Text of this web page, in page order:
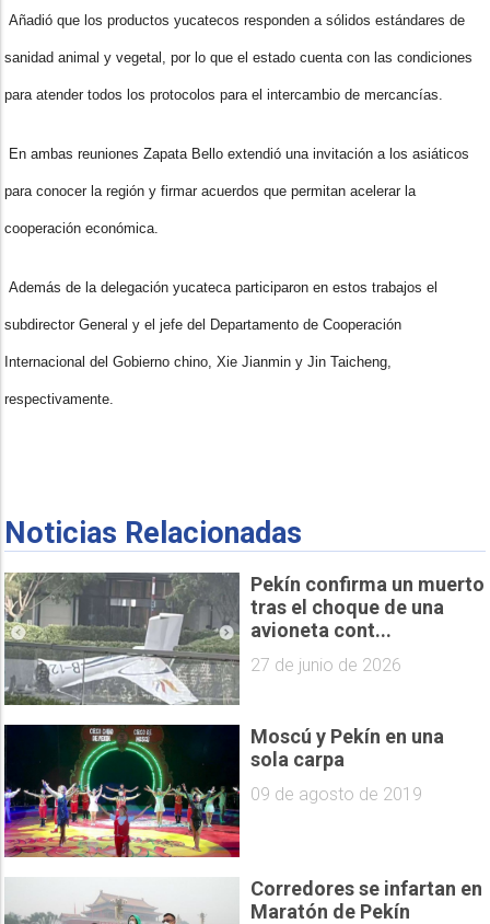
Añadió que los productos yucatecos responden a sólidos estándares de
sanidad animal y vegetal, por lo que el estado cuenta con las condiciones
para atender todos los protocolos para el intercambio de mercancías.
En ambas reuniones Zapata Bello extendió una invitación a los asiáticos
para conocer la región y firmar acuerdos que permitan acelerar la
cooperación económica.
Además de la delegación yucateca participaron en estos trabajos el
subdirector General y el jefe del Departamento de Cooperación
Internacional del Gobierno chino, Xie Jianmin y Jin Taicheng,
respectivamente.
Noticias Relacionadas
Pekín confirma un muerto
tras el choque de una
avioneta cont...
27 de junio de 2026
Moscú y Pekín en una
sola carpa
09 de agosto de 2019
Corredores se infartan en
Maratón de Pekín